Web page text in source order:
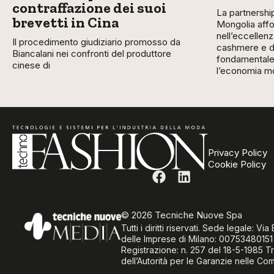
contraffazione dei suoi
brevetti in Cina
Il procedimento giudiziario promosso da
Biancalani nei confronti del produttore
cinese di
La
Mongolia
cashmere e
l’economia
Privacy Policy
Cookie Policy
© 2026 Tecniche Nuove Spa
Tutti i diritti riservati. Sede legale:
delle Imprese di Milano: 00753480151
Registrazione: n. 257 del 18-5-1985
dell’Autorità per le Garanzie nelle